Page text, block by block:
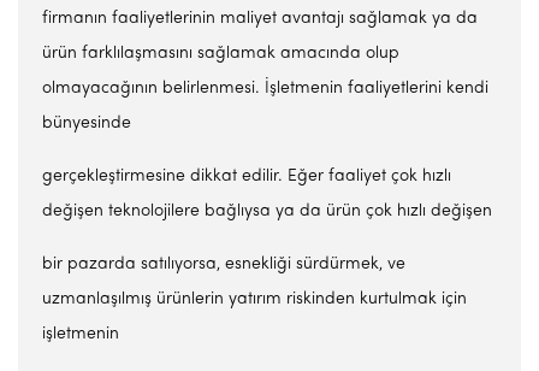
firmanın faaliyetlerinin maliyet avantajı sağlamak ya da
ürün farklılaşmasını sağlamak amacında olup
olmayacağının belirlenmesi. İşletmenin faaliyetlerini kendi
bünyesinde
gerçekleştirmesine dikkat edilir. Eğer faaliyet çok hızlı
değişen teknolojilere bağlıysa ya da ürün çok hızlı değişen
bir pazarda satılıyorsa, esnekliği sürdürmek, ve
uzmanlaşılmış ürünlerin yatırım riskinden kurtulmak için
işletmenin